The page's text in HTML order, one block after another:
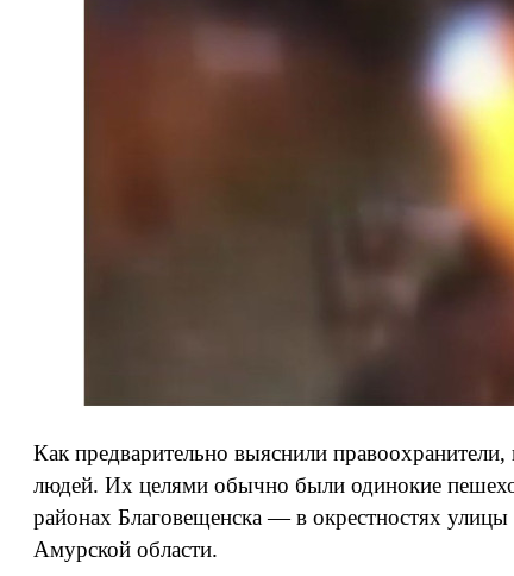
Как предварительно выяснили
людей. Их целями обычно были одинокие
районах Благовещенска — в окрестностях
Амурской области.